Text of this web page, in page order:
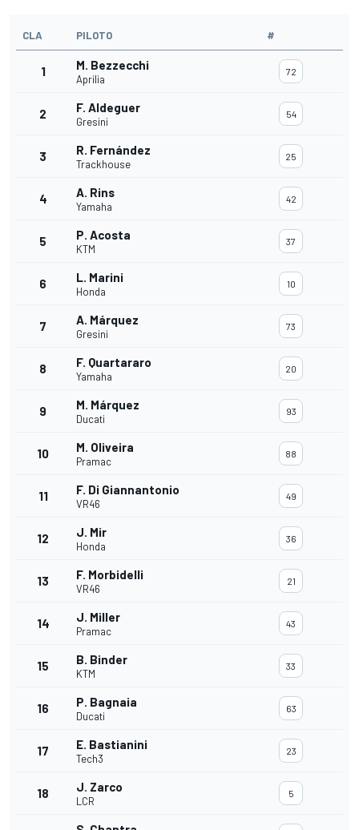
CLA PILOTO #
1 M. Bezzecchi
Aprilia
72
2 F. Aldeguer
Gresini
54
3 R. Fernández
Trackhouse
25
4 A. Rins
Yamaha
42
5 P. Acosta
KTM
37
6 L. Marini
Honda
10
7 A. Márquez
Gresini
73
8 F. Quartararo
Yamaha
20
9 M. Márquez
Ducati
93
10 M. Oliveira
Pramac
88
11 F. Di Giannantonio
VR46
49
12 J. Mir
Honda
36
13 F. Morbidelli
VR46
21
14 J. Miller
Pramac
43
15 B. Binder
KTM
33
16 P. Bagnaia
Ducati
63
17 E. Bastianini
Tech3
23
18 J. Zarco
LCR
5